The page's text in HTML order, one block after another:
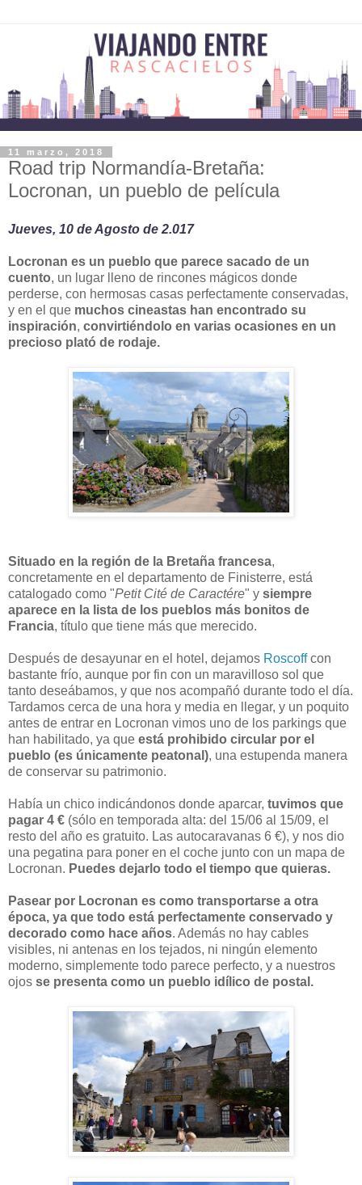
11 marzo, 2018
Road trip Normandía-Bretaña:
Locronan, un pueblo de película
Jueves, 10 de Agosto de 2.017
Locronan es un pueblo que parece sacado de un
cuento, un lugar lleno de rincones mágicos donde
perderse, con hermosas casas perfectamente conservadas,
y en el que muchos cineastas han encontrado su
inspiración, convirtiéndolo en varias ocasiones en un
precioso plató de rodaje.
Situado en la región de la Bretaña francesa,
concretamente en el departamento de Finisterre, está
catalogado como "Petit Cité de Caractére" y siempre
aparece en la lista de los pueblos más bonitos de
Francia, título que tiene más que merecido.
Después de desayunar en el hotel, dejamos Roscoffcon
bastante frío, aunque por fin con un maravilloso sol que
tanto deseábamos, y que nos acompañó durante todo el día.
Tardamos cerca de una hora y media en llegar, y un poquito
antes de entrar en Locronan vimos uno de los parkings que
han habilitado, ya que está prohibido circular por el
pueblo (es únicamente peatonal), una estupenda manera
de conservar su patrimonio.
Había un chico indicándonos donde aparcar, tuvimos que
pagar 4 € (sólo en temporada alta: del 15/06 al 15/09, el
resto del año es gratuito. Las autocaravanas 6 €), y nos dio
una pegatina para poner en el coche junto con un mapa de
Locronan. Puedes dejarlo todo el tiempo que quieras.
Pasear por Locronan es como transportarse a otra
época, ya que todo está perfectamente conservado y
decorado como hace años. Además no hay cables
visibles, ni antenas en los tejados, ni ningún elemento
moderno, simplemente todo parece perfecto, y a nuestros
ojos se presenta como un pueblo idílico de postal.